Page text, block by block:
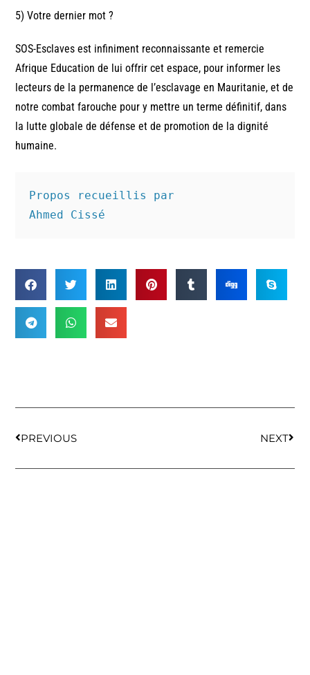
5) Votre dernier mot ?
SOS-Esclaves est infiniment reconnaissante et remercie
Afrique Education de lui offrir cet espace, pour informer les
lecteurs de la permanence de l’esclavage en Mauritanie, et de
notre combat farouche pour y mettre un terme définitif, dans
la lutte globale de défense et de promotion de la dignité
humaine.
Propos recueillis par
Ahmed Cissé
PREVIOUS NEXT